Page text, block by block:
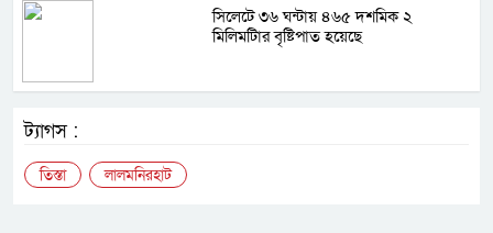
সিলেটে ৩৬ ঘন্টায় ৪৬৫ দশমিক ২
মিলিমটিার বৃষ্টিপাত হয়েছে
ট্যাগস :
তিস্তা লালমনিরহাট